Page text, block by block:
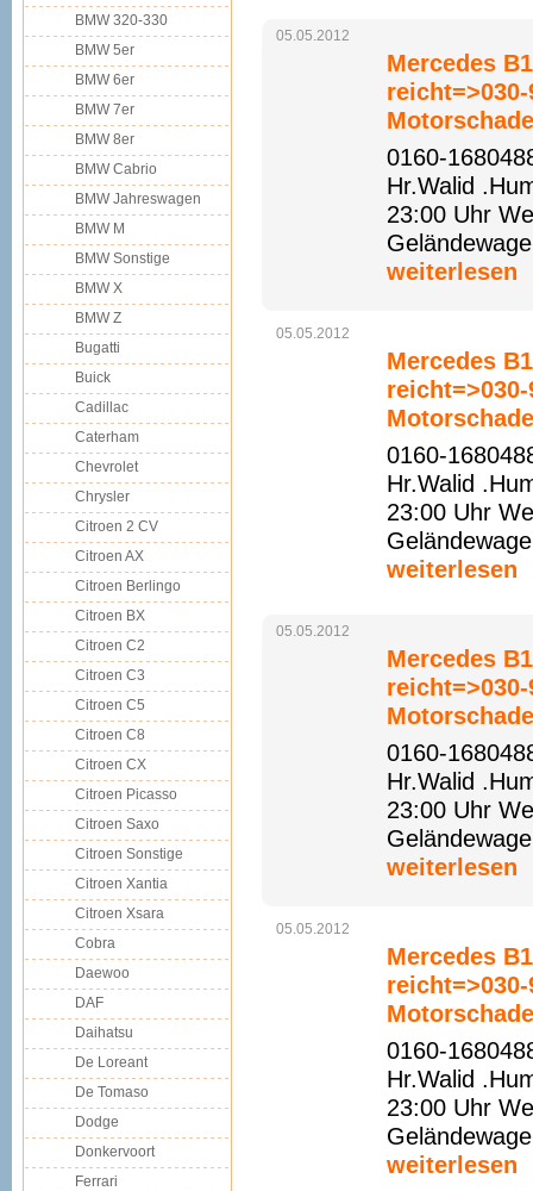
05.05.2012
Mercedes
0160-
Hr.Walid
23:00 Uhr
weiterlesen
05.05.2012
Mercedes
0160-
Hr.Walid
23:00 Uhr
weiterlesen
05.05.2012
Mercedes
0160-
Hr.Walid
23:00 Uhr
weiterlesen
05.05.2012
Mercedes
0160-
Hr.Walid
23:00 Uhr
weiterlesen
BMW 320-330
BMW 5er
BMW 6er
BMW 7er
BMW 8er
BMW Cabrio
BMW Jahreswagen
BMW M
BMW Sonstige
BMW X
BMW Z
Bugatti
Buick
Cadillac
Caterham
Chevrolet
Chrysler
Citroen 2 CV
Citroen AX
Citroen Berlingo
Citroen BX
Citroen C2
Citroen C3
Citroen C5
Citroen C8
Citroen CX
Citroen Picasso
Citroen Saxo
Citroen Sonstige
Citroen Xantia
Citroen Xsara
Cobra
Daewoo
DAF
Daihatsu
De Loreant
De Tomaso
Dodge
Donkervoort
Ferrari